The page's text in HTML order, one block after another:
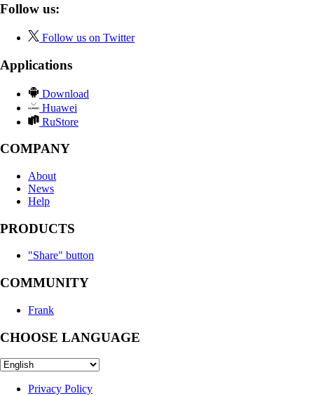
Follow us:
Follow us on Twitter
Applications
Download
Huawei
RuStore
COMPANY
About
News
Help
PRODUCTS
"Share" button
COMMUNITY
Frank
CHOOSE LANGUAGE
Privacy Policy